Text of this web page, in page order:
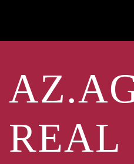
REAL